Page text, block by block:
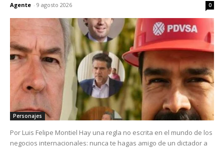
Agente - 9 agosto 2026 0
Personajes
Por Luis Felipe Montiel Hay una regla no escrita en el mundo de los
negocios internacionales: nunca te hagas amigo de un dictador a